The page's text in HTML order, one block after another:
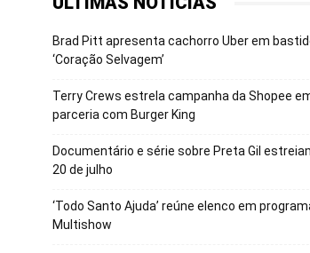
Brad Pitt apresenta cachorro Uber em
‘Coração Selvagem’
Terry Crews estrela campanha da Shopee
parceria com Burger King
Documentário e série sobre Preta Gil
20 de julho
‘Todo Santo Ajuda’ reúne elenco em
Multishow